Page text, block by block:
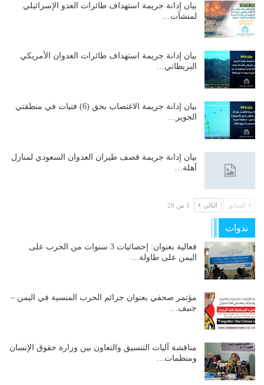
بيان إدانة جريمة استهداف طائرات العدو الإسرائيلي
لمنشآت…
بيان إدانة جريمة استهداف طائرات العدوان الأمريكي
البريطاني…
بيان إدانة جريمة الاغتصاب بحق (6) فتيات في منطقتي
الجوير…
بيان إدانة جريمة قصف طيران العدوان السعودي لمنازل
آهلة…
السابق التالي 1 من 26
ندوات
فعالية بعنوان: إحصائيات 3 سنوات من الحرب على
اليمن على طاولة…
مؤتمر صحفي بعنوان جرائم الحرب المنسية في اليمن –
جنيف…
مناقشة آليات التنسيق والتعاون بين وزارة حقوق الإنسان
ومنظمات…